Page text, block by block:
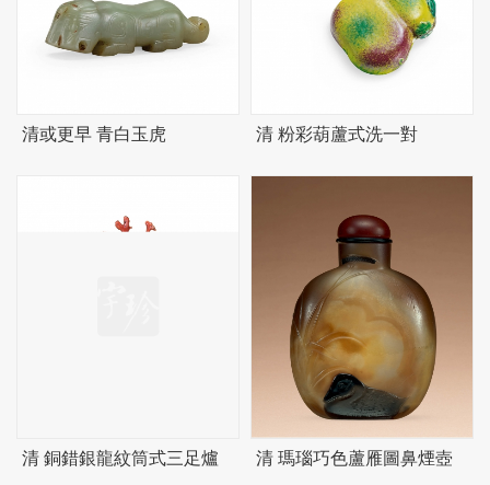
清或更早 青白玉虎 清 粉彩葫蘆式洗一對
清 銅錯銀龍紋筒式三足爐 清 瑪瑙巧色蘆雁圖鼻煙壺